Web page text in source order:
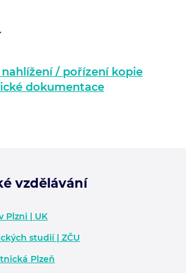
/ pořízení kopie
dokumentace
vzdělávání
Plzni | UK
studií | ZČU
Plzeň